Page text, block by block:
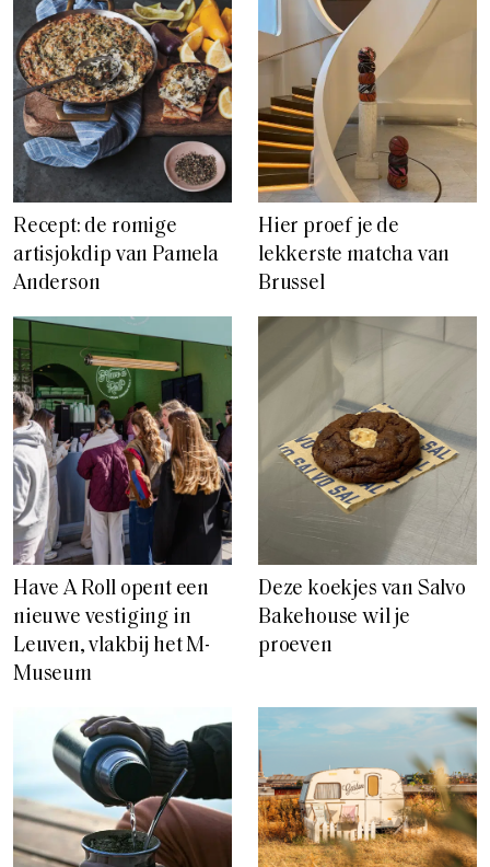
Recept: de romige
artisjokdip van Pamela
Anderson
Hier proef je de
lekkerste matcha van
Brussel
Have A Roll opent een
nieuwe vestiging in
Leuven, vlakbij het M-
Museum
Deze koekjes van Salvo
Bakehouse wil je
proeven